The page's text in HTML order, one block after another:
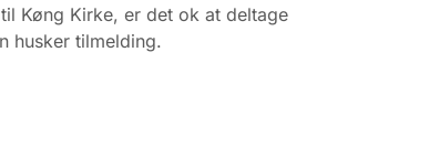
Køng Kirke, er det ok at deltage
husker tilmelding.